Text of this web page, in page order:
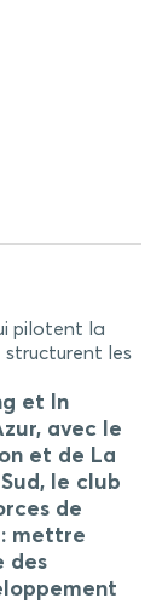
pilotent la
structurent les
et In
avec le
et de La
le club
de
mettre
des